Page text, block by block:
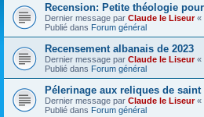
Recension: Petite théologie
Dernier message par Claude le Liseur«
Publié dans Forum général
Recensement albanais de 2023
Dernier message par Claude le Liseur«
Publié dans Forum général
Pélerinage aux reliques de saint
Dernier message par Claude le Liseur«
Publié dans Forum général